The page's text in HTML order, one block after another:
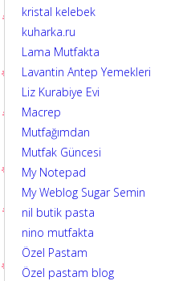
kristal kelebek
kuharka.ru
Lama Mutfakta
Lavantin Antep Yemekleri
Liz Kurabiye Evi
Macrep
Mutfağımdan
Mutfak Güncesi
My Notepad
My Weblog Sugar Semin
nil butik pasta
nino mutfakta
Özel Pastam
Özel pastam blog